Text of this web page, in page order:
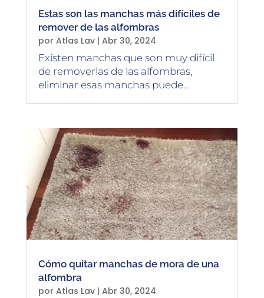
Estas son las manchas más difíciles de
remover de las alfombras
por Atlas Lav| Abr 30, 2024
Existen manchas que son muy difícil
de removerlas de las alfombras,
eliminar esas manchas puede...
Cómo quitar manchas de mora de una
alfombra
por Atlas Lav| Abr 30, 2024